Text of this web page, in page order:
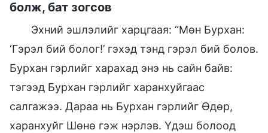
болж, бат зогсов
Эхний эшлэлийг харцгаая: “Мөн Бурхан:
‘Гэрэл бий болог!’ гэхэд тэнд гэрэл бий болов.
Бурхан гэрлийг харахад энэ нь сайн байв:
тэгээд Бурхан гэрлийг харанхуйгаас
салгажээ. Дараа нь Бурхан гэрлийг Өдөр,
харанхуйг Шөнө гэж нэрлэв. Үдэш болоод